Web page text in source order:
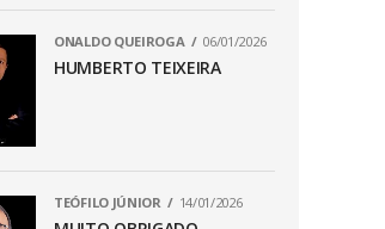
ONALDO QUEIROGA 06/01/2026
HUMBERTO TEIXEIRA
TEÓFILO JÚNIOR 14/01/2026